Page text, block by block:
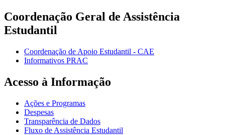
Coordenação Geral de Assistência
Estudantil
Coordenação de Apoio Estudantil - CAE
Informativos PRAC
Acesso à Informação
Ações e Programas
Despesas
Transparência de Dados
Fluxo de Assistência Estudantil